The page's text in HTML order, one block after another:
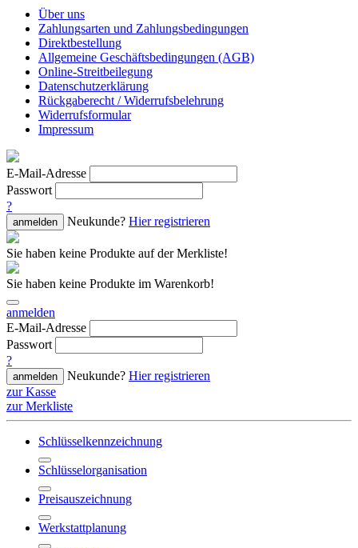
Über uns
Zahlungsarten und Zahlungsbedingungen
Direktbestellung
Allgemeine Geschäftsbedingungen (AGB)
Online-Streitbeilegung
Datenschutzerklärung
Rückgaberecht / Widerrufsbelehrung
Widerrufsformular
Impressum
E-Mail-Adresse
Passwort
?
anmelden Neukunde? Hier registrieren
Sie haben keine Produkte auf der Merkliste!
Sie haben keine Produkte im Warenkorb!
anmelden
E-Mail-Adresse
Passwort
?
anmelden Neukunde? Hier registrieren
zur Kasse
zur Merkliste
Schlüsselkennzeichnung
Schlüsselorganisation
Preisauszeichnung
Werkstattplanung